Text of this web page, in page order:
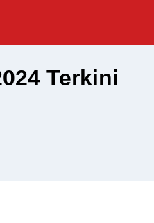
Terkini